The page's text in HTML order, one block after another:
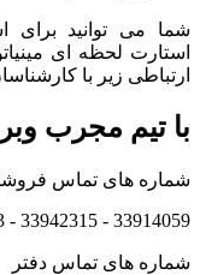
شما می توانید
ارتباطی زیر با
با تیم مجرب
شماره های تماس
33914059 - 33942315 - 33994533 - 33901836 - 33999160-3 ​
شماره های تماس دفتر